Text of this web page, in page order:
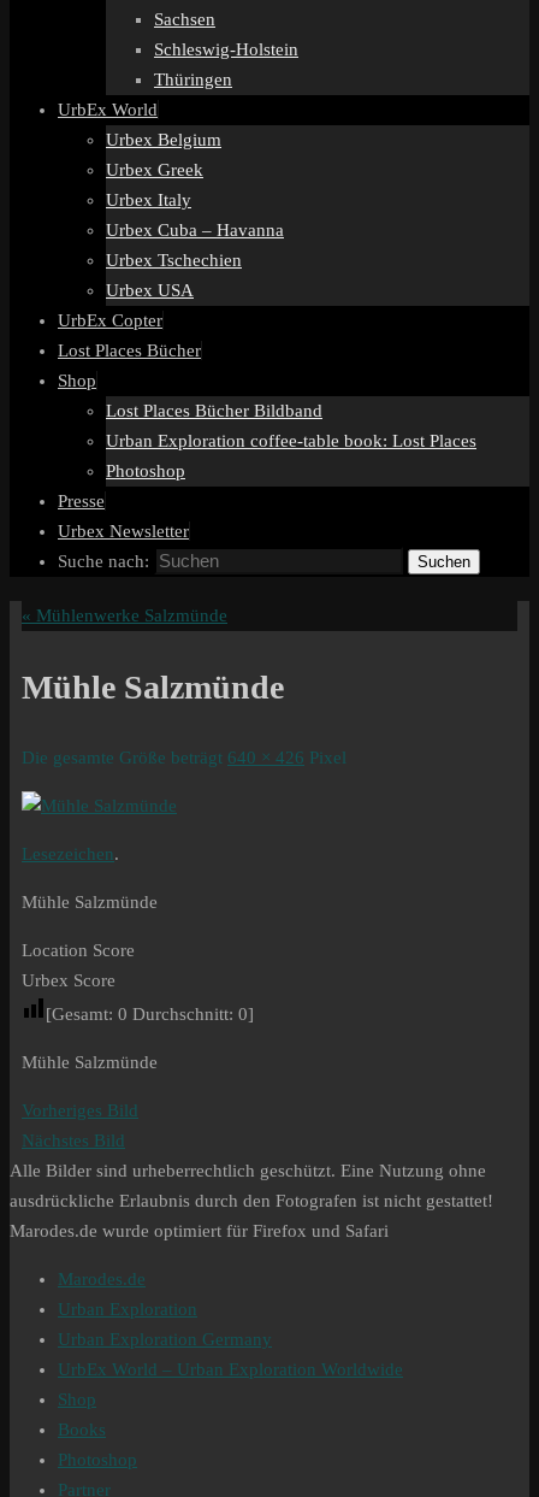
Sachsen
Schleswig-Holstein
Thüringen
UrbEx World
Urbex Belgium
Urbex Greek
Urbex Italy
Urbex Cuba – Havanna
Urbex Tschechien
Urbex USA
UrbEx Copter
Lost Places Bücher
Shop
Lost Places Bücher Bildband
Urban Exploration coffee-table book: Lost Places
Photoshop
Presse
Urbex Newsletter
Suche nach:
Suchen
« Mühlenwerke Salzmünde
Mühle Salzmünde
Die gesamte Größe beträgt 640 × 426 Pixel
Lesezeichen.
Mühle Salzmünde
Location Score
Urbex Score
[Gesamt: 0 Durchschnitt: 0]
Mühle Salzmünde
Vorheriges Bild
Nächstes Bild
Alle Bilder sind urheberrechtlich geschützt. Eine Nutzung ohne
ausdrückliche Erlaubnis durch den Fotografen ist nicht gestattet!
Marodes.de wurde optimiert für Firefox und Safari
Marodes.de
Urban Exploration
Urban Exploration Germany
UrbEx World – Urban Exploration Worldwide
Shop
Books
Photoshop
Partner